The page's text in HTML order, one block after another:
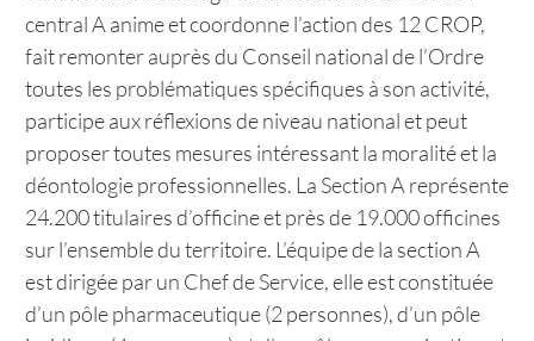
central A anime et coordonne l’action des 12 CROP,
fait remonter auprès du Conseil national de l’Ordre
toutes les problématiques spécifiques à son activité,
participe aux réflexions de niveau national et peut
proposer toutes mesures intéressant la moralité et la
déontologie professionnelles. La Section A représente
24.200 titulaires d’officine et près de 19.000 officines
sur l’ensemble du territoire. L’équipe de la section A
est dirigée par un Chef de Service, elle est constituée
d’un pôle pharmaceutique (2 personnes), d’un pôle